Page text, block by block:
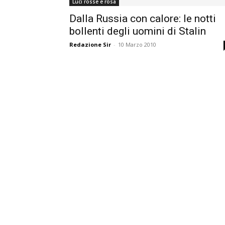
Luci rosse e rosa
Dalla Russia con calore: le notti
bollenti degli uomini di Stalin
Redazione Sir - 10 Marzo 2010